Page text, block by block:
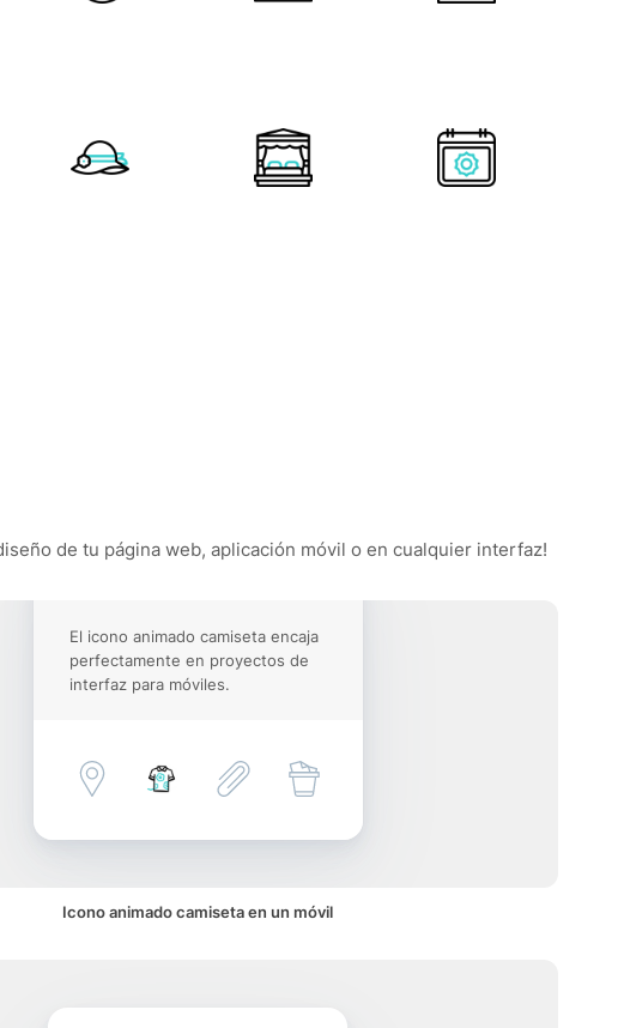
de tu página web, aplicación móvil o en cualquier interfaz!
El icono animado camiseta encaja
perfectamente en proyectos de
interfaz para móviles.
Icono animado camiseta en un móvil